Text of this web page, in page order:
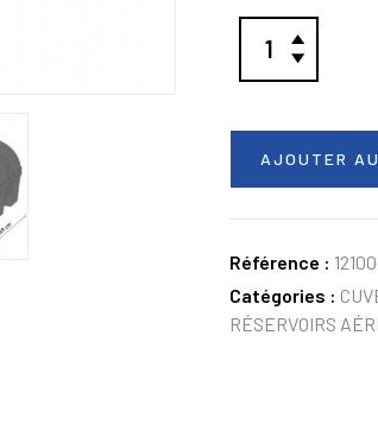
AJOUTER
Référence :
Catégories :
RÉSERVOIRS